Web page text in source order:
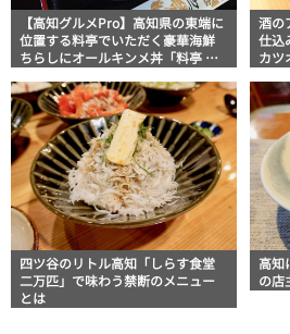
【高知グルメPro】高知県の東端に
位置する料亭でいただく豪華海鮮
ちらしにオールキンメ丼「料亭 花
酒の
仕込
カツ
四ツ谷のリトル高知「しらす食堂
二万匹」で味わう禁断のメニュー
とは
高知
の店